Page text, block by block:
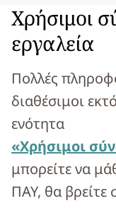
Χρήσιμοι
εργαλεία
Πολλές
διαθέσιμοι
ενότητα
«Χρήσιμοι
μπορείτε να
ΠΑΥ, θα βρείτε